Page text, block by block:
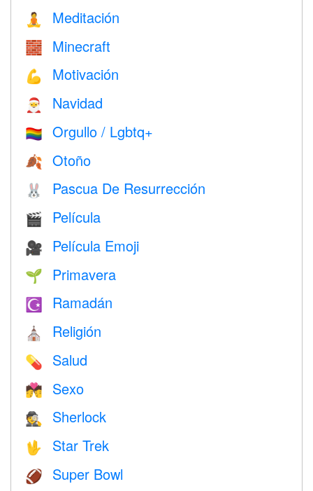
🧘 Meditación
🧱 Minecraft
💪 Motivación
🎅 Navidad
🏳️‍🌈 Orgullo / Lgbtq+
🍂 Otoño
🐰 Pascua De Resurrección
🎬 Película
🎥 Película Emoji
🌱 Primavera
☪️ Ramadán
⛪️ Religión
💊 Salud
💏 Sexo
🕵️ Sherlock
🖖 Star Trek
🏈 Super Bowl